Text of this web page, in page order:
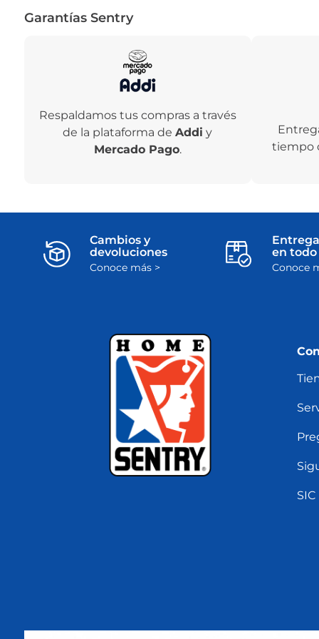
Garantías Sentry
Respaldamos tus compras a través
de la plataforma deAddi y
Mercado Pago.
tiempo
Cambios y
devoluciones
Conoce más >
en todo
Conoce
SIC